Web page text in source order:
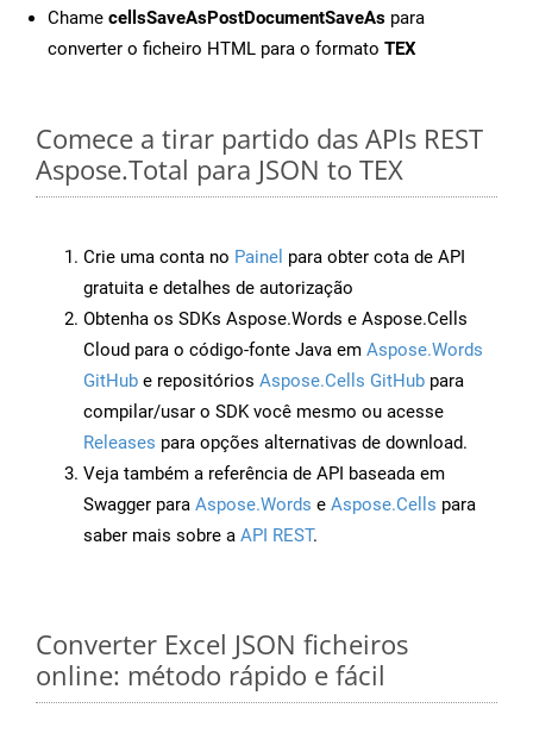
Chame cellsSaveAsPostDocumentSaveAs para
converter o ficheiro HTML para o formato TEX
Comece a tirar partido das APIs REST
Aspose.Total para JSON to TEX
Crie uma conta no Painel para obter cota de API
gratuita e detalhes de autorização
Obtenha os SDKs Aspose.Words e Aspose.Cells
Cloud para o código-fonte Java em Aspose.Words
GitHub e repositórios Aspose.Cells GitHub para
compilar/usar o SDK você mesmo ou acesse
Releases para opções alternativas de download.
Veja também a referência de API baseada em
Swagger para Aspose.Words e Aspose.Cells para
saber mais sobre a API REST.
Converter Excel JSON ficheiros
online: método rápido e fácil